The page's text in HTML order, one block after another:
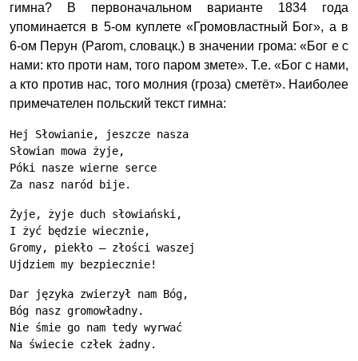
гимна? В первоначальном варианте 1834 года
упоминается в 5-ом куплете «Громовластный Бог», а в
6-ом Перун (Parom, словацк.) в значении грома: «Бог е с
нами: кто проти нам, того паром змете». Т.е. «Бог с нами,
а кто против нас, того молния (гроза) сметёт». Наиболее
примечателен польский текст гимна:
Hej Słowianie, jeszcze nasza
Słowian mowa żyje,
Póki nasze wierne serce
Za nasz naród bije.
Żyje, żyje duch słowiański,
I żyć będzie wiecznie,
Gromy, piekło — złości waszej
Ujdziem my bezpiecznie!
Dar języka zwierzył nam Bóg,
Bóg nasz gromowładny.
Nie śmie go nam tedy wyrwać
Na świecie człek żadny.